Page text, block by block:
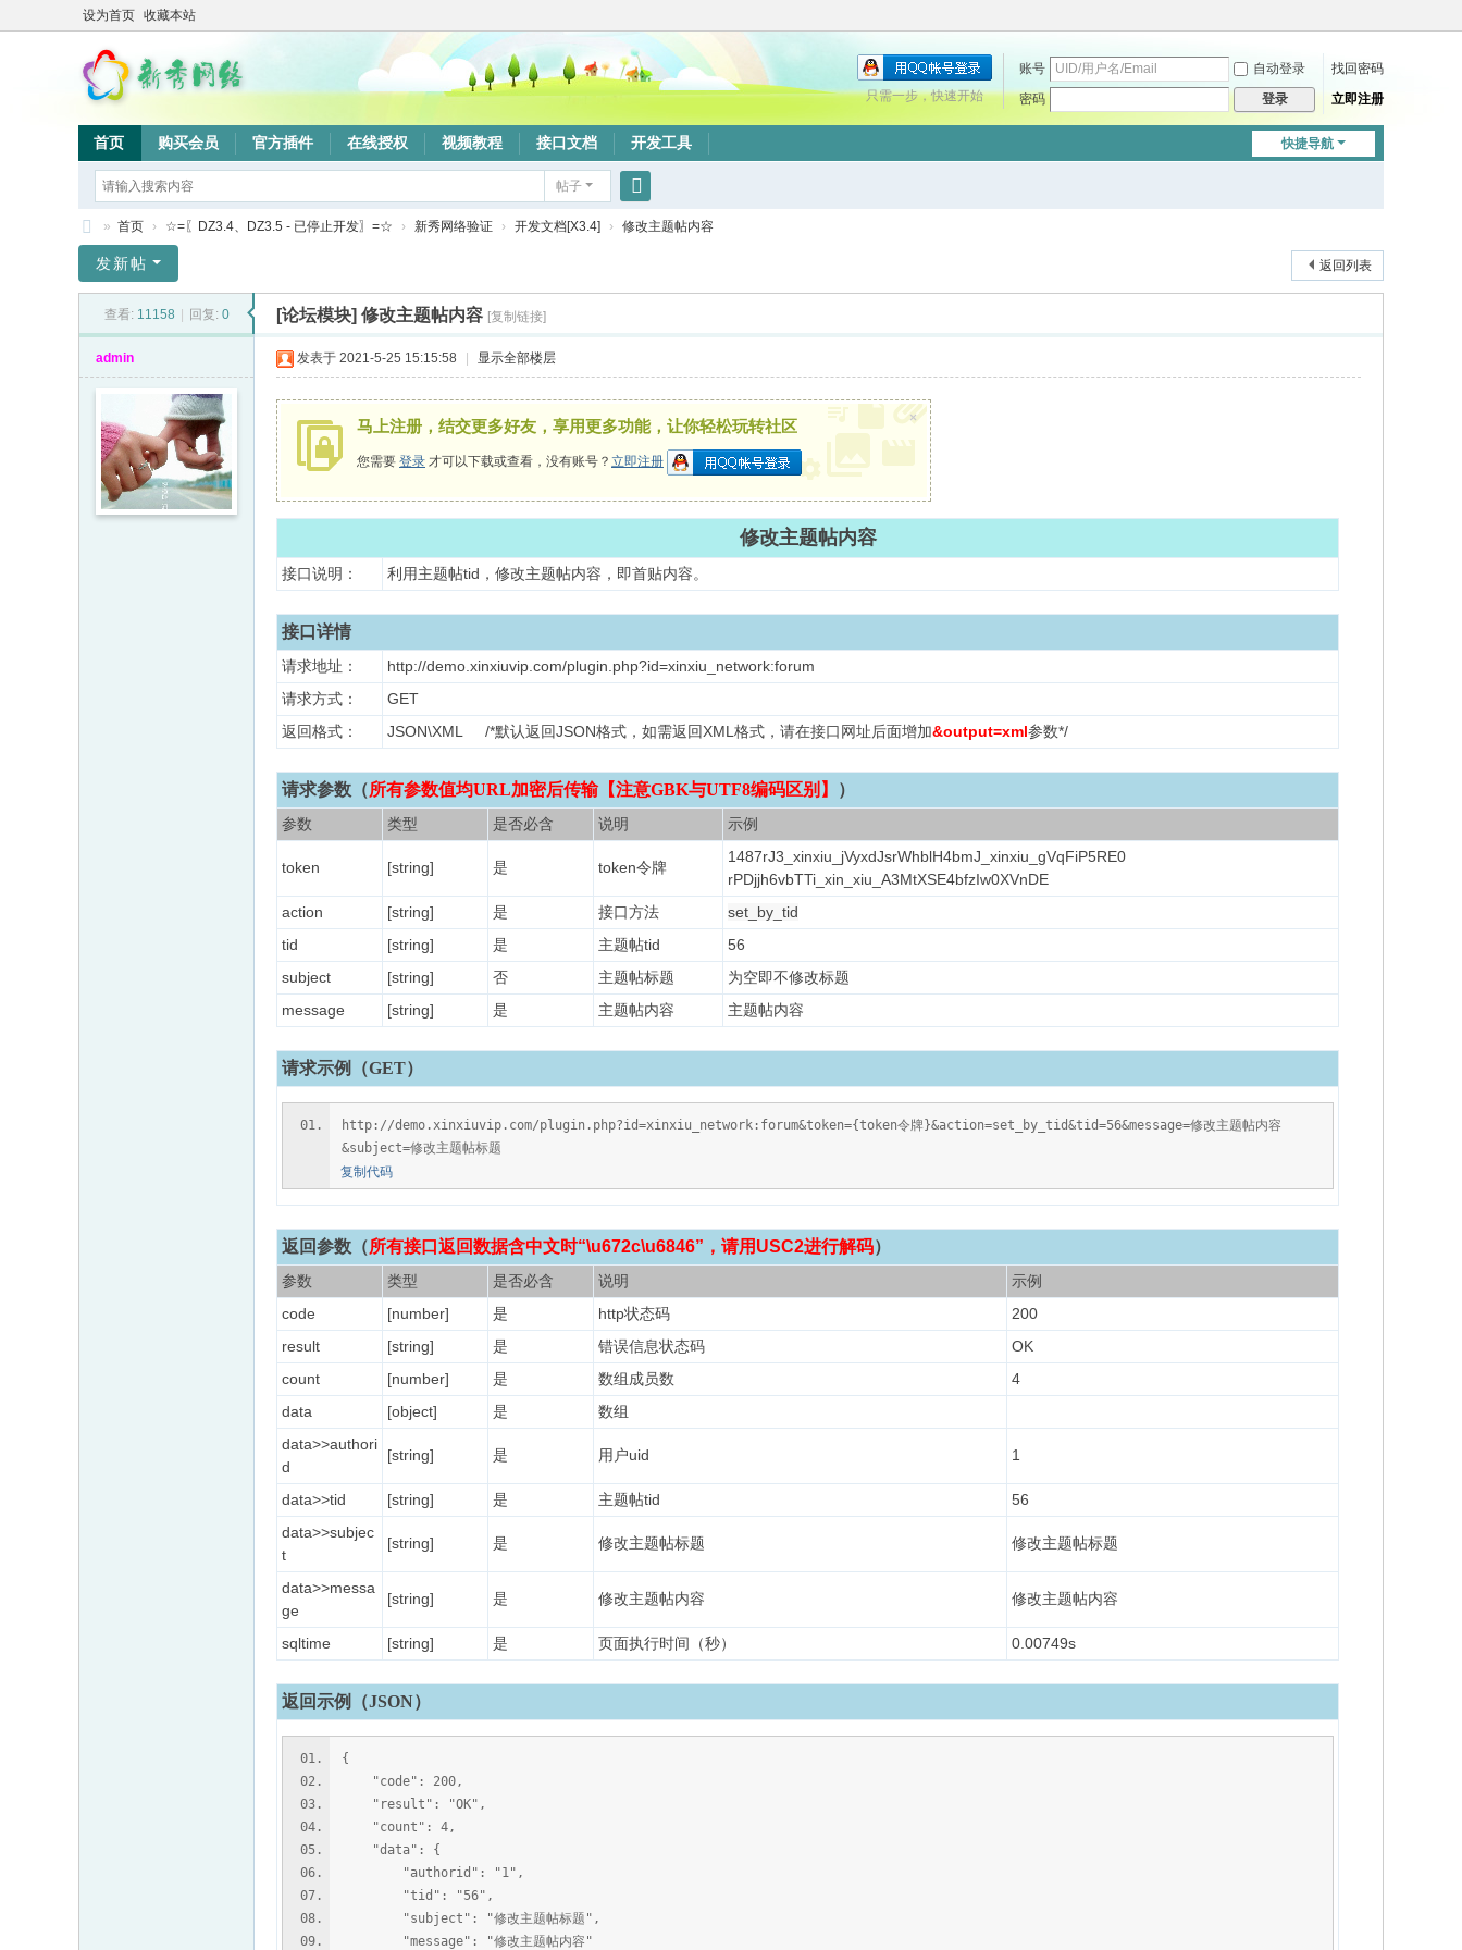
设为首页 收藏本站
账号 自动登录
找回密码
密码
登录 立即注册
只需一步，快速开始
快捷导航
首页 购买会员 官方插件 在线授权 视频教程 接口文档 开发工具
帖子
搜
秀
» 首页 › ☆=〖DZ3.4、DZ3.5 - 已停止开发〗=☆ › 新秀网络验证 › 开发文档[X3.4] › 修改主题帖内容
返回列表
发新帖
查看: 11158 回复: 0 [论坛模块] 修改主题帖内容 [复制链接]
admin 发表于 2021-5-25 15:15:58 显示全部楼层
马上注册，结交更多好友，享用更多功能，让你轻松玩转社区
您需要 登录 才可以下载或查看，没有账号？ 立即注册
×
修改主题帖内容
接口说明： 利用主题帖tid，修改主题帖内容，即首贴内容。
接口详情
请求地址：
http://demo.xinxiuvip.com/plugin.php?id=xinxiu_network:forum
请求方式：
GET
返回格式：
JSON\XML /*默认返回JSON格式，如需返回XML格式，请在接口网址后面增加&output=xml参数*/
请求参数（所有参数值均URL加密后传输【注意GBK与UTF8编码区别】 ）
参数 类型 是否必含 说明 示例
token [string] 是 token令牌
1487rJ3_xinxiu_jVyxdJsrWhblH4bmJ_xinxiu_gVqFiP5RE0
rPDjjh6vbTTi_xin_xiu_A3MtXSE4bfzIw0XVnDE
action
[string] 是 接口方法
set_by_tid
tid
[string] 是 主题帖tid
56
subject
[string] 否 主题帖标题
为空即不修改标题
message
[string] 是 主题帖内容 主题帖内容
请求示例（GET）
http://demo.xinxiuvip.com/plugin.php?id=xinxiu_network:forum&token={token令牌}&action=set_by_tid&tid=56&message=修改主题帖内容
&subject=修改主题帖标题
复制代码
返回参数 （所有接口返回数据含中文时“\u672c\u6846”，请用USC2进行解码）
参数 类型 是否必含 说明
示例
code
[number] 是 http状态码
200
result
[string] 是 错误信息状态码
OK
count
[number] 是 数组成员数
4
data
[object] 是
数组
data>>authori
d
[string] 是 用户uid 1
data>>tid [string] 是 主题帖tid
56
data>>subjec
t
[string] 是 修改主题帖标题 修改主题帖标题
data>>messa
ge
[string] 是 修改主题帖内容 修改主题帖内容
sqltime [string] 是 页面执行时间（秒） 0.00749s
返回示例（JSON）
{
"code": 200,
"result": "OK",
"count": 4,
"data": {
"authorid": "1",
"tid": "56",
"subject": "修改主题帖标题",
"message": "修改主题帖内容"